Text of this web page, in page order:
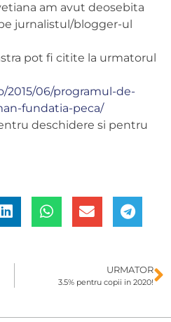
am avut deosebita
jurnalistul/blogger-ul
pot fi citite la urmatorul
2015/06/programul-de-
fundatia-peca/
deschidere si pentru
URMATOR
3.5% pentru copii in 2020!